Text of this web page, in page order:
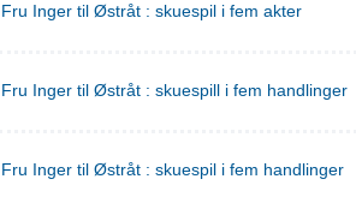
Fru Inger til Østråt : skuespil i fem akter
Fru Inger til Østråt : skuespill i fem handlinger
Fru Inger til Østråt : skuespil i fem handlinger